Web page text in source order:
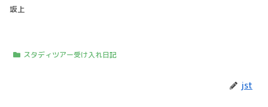
坂上
スタディツアー受け入れ日記
jst